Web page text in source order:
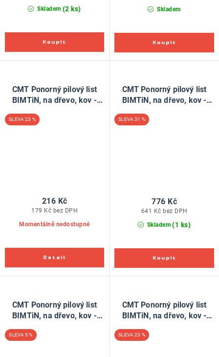
Skladem (2 ks) Skladem
CMT Ponorný pilový list
BIMTiN, na dřevo, kov -
23 %
Momentálně nedostupné
179 Kč bez DPH
216 Kč
CMT Ponorný pilový list
BIMTiN, na dřevo, kov -
31 %
Skladem (1 ks)
641 Kč bez DPH
776 Kč
CMT Ponorný pilový list
BIMTiN, na dřevo, kov -
Fein, Festool
5 %
CMT Ponorný pilový list
BIMTiN, na dřevo, kov -
23 %